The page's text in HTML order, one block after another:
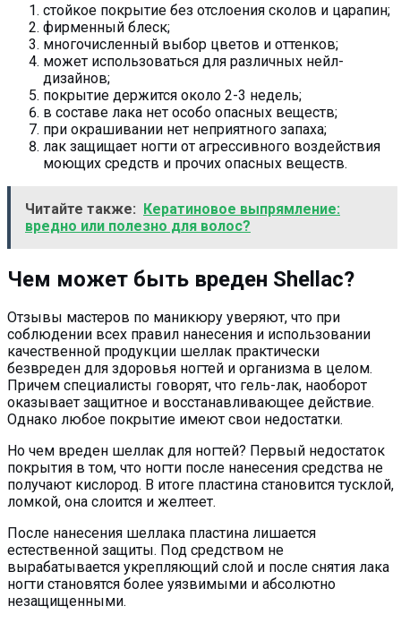
стойкое покрытие без отслоения сколов и царапин;
фирменный блеск;
многочисленный выбор цветов и оттенков;
может использоваться для различных нейл-
дизайнов;
покрытие держится около 2-3 недель;
в составе лака нет особо опасных веществ;
при окрашивании нет неприятного запаха;
лак защищает ногти от агрессивного воздействия
моющих средств и прочих опасных веществ.
Читайте также: Кератиновое выпрямление:
вредно или полезно для волос?
Чем может быть вреден Shellac?
Отзывы мастеров по маникюру уверяют, что при
соблюдении всех правил нанесения и использовании
качественной продукции шеллак практически
безвреден для здоровья ногтей и организма в целом.
Причем специалисты говорят, что гель-лак, наоборот
оказывает защитное и восстанавливающее действие.
Однако любое покрытие имеют свои недостатки.
Но чем вреден шеллак для ногтей? Первый недостаток
покрытия в том, что ногти после нанесения средства не
получают кислород. В итоге пластина становится тусклой,
ломкой, она слоится и желтеет.
После нанесения шеллака пластина лишается
естественной защиты. Под средством не
вырабатывается укрепляющий слой и после снятия лака
ногти становятся более уязвимыми и абсолютно
незащищенными.